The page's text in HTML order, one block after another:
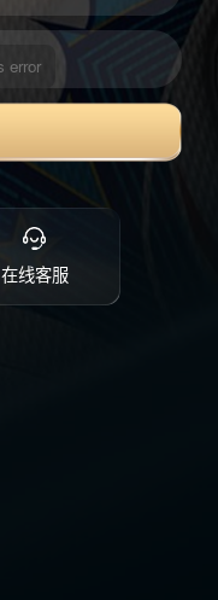
在线客服